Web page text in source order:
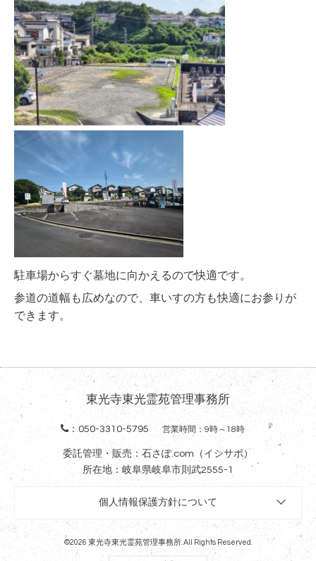
駐車場からすぐ墓地に向かえるので快適です。
参道の道幅も広めなので、車いすの方も快適にお参りが
できます。
東光寺東光霊苑管理事務所
： 050-3310-5795 営業時間：9時～18時
委託管理・販売：石さぽ.com（イシサポ）
所在地：岐阜県岐阜市則武2555-1
個人情報保護方針について
©2026 東光寺東光霊苑管理事務所 . All Rights Reserved.